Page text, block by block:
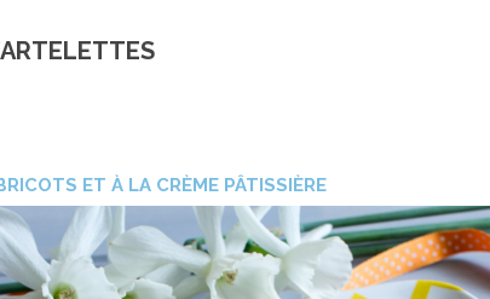
ET À LA CRÈME PÂTISSIÈRE